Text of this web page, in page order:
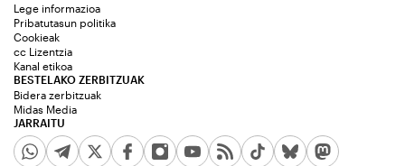
JARRAITU
Lege informazioa
Pribatutasun politika
Cookieak
cc Lizentzia
Kanal etikoa
BESTELAKO ZERBITZUAK
Bidera zerbitzuak
Midas Media